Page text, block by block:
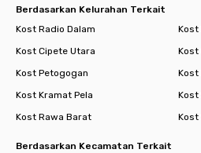
Berdasarkan Kelurahan Terkait
Kost Radio Dalam
Kost
Kost Cipete Utara
Kost
Kost Petogogan
Kost
Kost Kramat Pela
Kost
Kost Rawa Barat
Kost
Berdasarkan Kecamatan Terkait